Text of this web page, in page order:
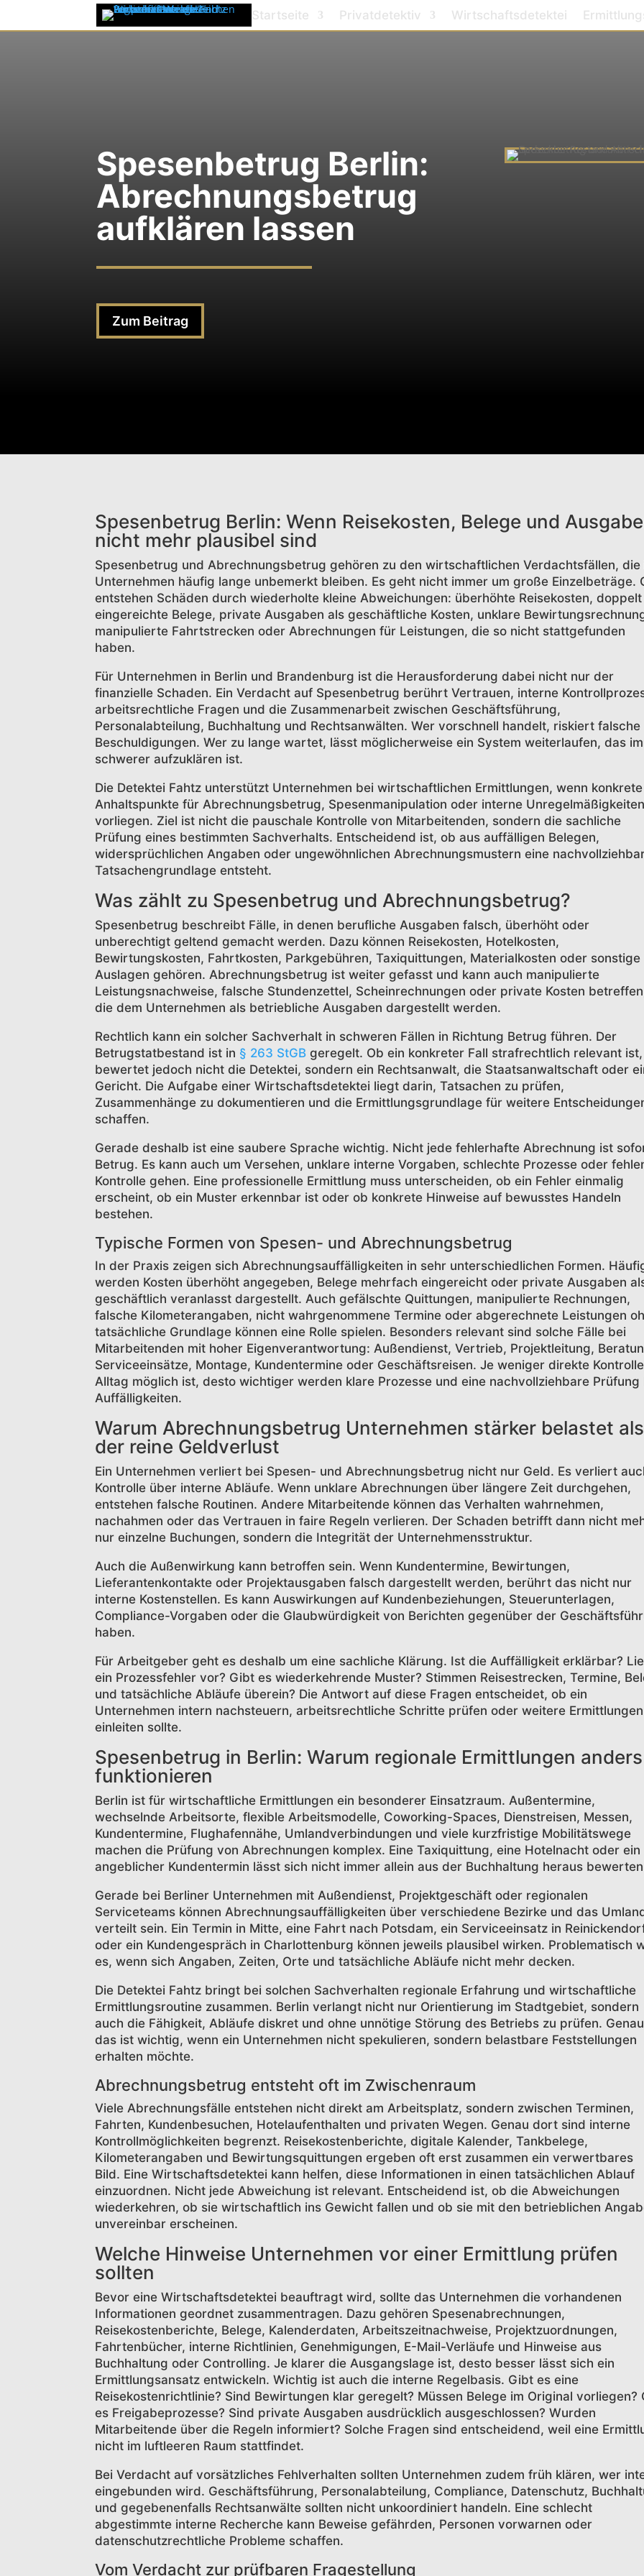
Startseite Privatdetektiv Wirtschaftsdetektei
Spesenbetrug Berlin:
Abrechnungsbetrug
aufklären lassen
Zum Beitrag
Spesenbetrug Berlin: Wenn Reisekosten, Belege und
nicht mehr plausibel sind
Spesenbetrug und Abrechnungsbetrug gehören zu den wirtschaftlichen Verdachtsfällen, die
Unternehmen häufig lange unbemerkt bleiben. Es geht nicht immer um große Einzelbeträge.
entstehen Schäden durch wiederholte kleine Abweichungen: überhöhte Reisekosten, doppelt
eingereichte Belege, private Ausgaben als geschäftliche Kosten, unklare
manipulierte Fahrtstrecken oder Abrechnungen für Leistungen, die so nicht stattgefunden
haben.
Für Unternehmen in Berlin und Brandenburg ist die Herausforderung dabei nicht nur der
finanzielle Schaden. Ein Verdacht auf Spesenbetrug berührt Vertrauen, interne
arbeitsrechtliche Fragen und die Zusammenarbeit zwischen Geschäftsführung,
Personalabteilung, Buchhaltung und Rechtsanwälten. Wer vorschnell handelt, riskiert falsche
Beschuldigungen. Wer zu lange wartet, lässt möglicherweise ein System weiterlaufen, das
schwerer aufzuklären ist.
Die Detektei Fahtz unterstützt Unternehmen bei wirtschaftlichen Ermittlungen, wenn konkrete
Anhaltspunkte für Abrechnungsbetrug, Spesenmanipulation oder interne Unregelmäßigkeiten
vorliegen. Ziel ist nicht die pauschale Kontrolle von Mitarbeitenden, sondern die sachliche
Prüfung eines bestimmten Sachverhalts. Entscheidend ist, ob aus auffälligen Belegen,
widersprüchlichen Angaben oder ungewöhnlichen Abrechnungsmustern eine
Tatsachengrundlage entsteht.
Was zählt zu Spesenbetrug und Abrechnungsbetrug?
Spesenbetrug beschreibt Fälle, in denen berufliche Ausgaben falsch, überhöht oder
unberechtigt geltend gemacht werden. Dazu können Reisekosten, Hotelkosten,
Bewirtungskosten, Fahrtkosten, Parkgebühren, Taxiquittungen, Materialkosten oder sonstige
Auslagen gehören. Abrechnungsbetrug ist weiter gefasst und kann auch manipulierte
Leistungsnachweise, falsche Stundenzettel, Scheinrechnungen oder private Kosten
die dem Unternehmen als betriebliche Ausgaben dargestellt werden.
Rechtlich kann ein solcher Sachverhalt in schweren Fällen in Richtung Betrug führen. Der
Betrugstatbestand ist in § 263 StGB geregelt. Ob ein konkreter Fall strafrechtlich relevant ist,
bewertet jedoch nicht die Detektei, sondern ein Rechtsanwalt, die Staatsanwaltschaft oder
Gericht. Die Aufgabe einer Wirtschaftsdetektei liegt darin, Tatsachen zu prüfen,
Zusammenhänge zu dokumentieren und die Ermittlungsgrundlage für weitere
schaffen.
Gerade deshalb ist eine saubere Sprache wichtig. Nicht jede fehlerhafte Abrechnung ist
Betrug. Es kann auch um Versehen, unklare interne Vorgaben, schlechte Prozesse oder
Kontrolle gehen. Eine professionelle Ermittlung muss unterscheiden, ob ein Fehler einmalig
erscheint, ob ein Muster erkennbar ist oder ob konkrete Hinweise auf bewusstes Handeln
bestehen.
Typische Formen von Spesen- und Abrechnungsbetrug
In der Praxis zeigen sich Abrechnungsauffälligkeiten in sehr unterschiedlichen Formen.
werden Kosten überhöht angegeben, Belege mehrfach eingereicht oder private Ausgaben
geschäftlich veranlasst dargestellt. Auch gefälschte Quittungen, manipulierte Rechnungen,
falsche Kilometerangaben, nicht wahrgenommene Termine oder abgerechnete Leistungen
tatsächliche Grundlage können eine Rolle spielen. Besonders relevant sind solche Fälle bei
Mitarbeitenden mit hoher Eigenverantwortung: Außendienst, Vertrieb, Projektleitung,
Serviceeinsätze, Montage, Kundentermine oder Geschäftsreisen. Je weniger direkte
Alltag möglich ist, desto wichtiger werden klare Prozesse und eine nachvollziehbare Prüfung
Auffälligkeiten.
Warum Abrechnungsbetrug Unternehmen stärker belastet als
der reine Geldverlust
Ein Unternehmen verliert bei Spesen- und Abrechnungsbetrug nicht nur Geld. Es verliert
Kontrolle über interne Abläufe. Wenn unklare Abrechnungen über längere Zeit durchgehen,
entstehen falsche Routinen. Andere Mitarbeitende können das Verhalten wahrnehmen,
nachahmen oder das Vertrauen in faire Regeln verlieren. Der Schaden betrifft dann nicht
nur einzelne Buchungen, sondern die Integrität der Unternehmensstruktur.
Auch die Außenwirkung kann betroffen sein. Wenn Kundentermine, Bewirtungen,
Lieferantenkontakte oder Projektausgaben falsch dargestellt werden, berührt das nicht nur
interne Kostenstellen. Es kann Auswirkungen auf Kundenbeziehungen, Steuerunterlagen,
Compliance-Vorgaben oder die Glaubwürdigkeit von Berichten gegenüber der
haben.
Für Arbeitgeber geht es deshalb um eine sachliche Klärung. Ist die Auffälligkeit erklärbar?
ein Prozessfehler vor? Gibt es wiederkehrende Muster? Stimmen Reisestrecken, Termine,
und tatsächliche Abläufe überein? Die Antwort auf diese Fragen entscheidet, ob ein
Unternehmen intern nachsteuern, arbeitsrechtliche Schritte prüfen oder weitere Ermittlungen
einleiten sollte.
Spesenbetrug in Berlin: Warum regionale Ermittlungen anders
funktionieren
Berlin ist für wirtschaftliche Ermittlungen ein besonderer Einsatzraum. Außentermine,
wechselnde Arbeitsorte, flexible Arbeitsmodelle, Coworking-Spaces, Dienstreisen, Messen,
Kundentermine, Flughafennähe, Umlandverbindungen und viele kurzfristige Mobilitätswege
machen die Prüfung von Abrechnungen komplex. Eine Taxiquittung, eine Hotelnacht oder ein
angeblicher Kundentermin lässt sich nicht immer allein aus der Buchhaltung heraus
Gerade bei Berliner Unternehmen mit Außendienst, Projektgeschäft oder regionalen
Serviceteams können Abrechnungsauffälligkeiten über verschiedene Bezirke und das
verteilt sein. Ein Termin in Mitte, eine Fahrt nach Potsdam, ein Serviceeinsatz in
oder ein Kundengespräch in Charlottenburg können jeweils plausibel wirken. Problematisch
es, wenn sich Angaben, Zeiten, Orte und tatsächliche Abläufe nicht mehr decken.
Die Detektei Fahtz bringt bei solchen Sachverhalten regionale Erfahrung und wirtschaftliche
Ermittlungsroutine zusammen. Berlin verlangt nicht nur Orientierung im Stadtgebiet, sondern
auch die Fähigkeit, Abläufe diskret und ohne unnötige Störung des Betriebs zu prüfen. Genau
das ist wichtig, wenn ein Unternehmen nicht spekulieren, sondern belastbare Feststellungen
erhalten möchte.
Abrechnungsbetrug entsteht oft im Zwischenraum
Viele Abrechnungsfälle entstehen nicht direkt am Arbeitsplatz, sondern zwischen Terminen,
Fahrten, Kundenbesuchen, Hotelaufenthalten und privaten Wegen. Genau dort sind interne
Kontrollmöglichkeiten begrenzt. Reisekostenberichte, digitale Kalender, Tankbelege,
Kilometerangaben und Bewirtungsquittungen ergeben oft erst zusammen ein verwertbares
Bild. Eine Wirtschaftsdetektei kann helfen, diese Informationen in einen tatsächlichen Ablauf
einzuordnen. Nicht jede Abweichung ist relevant. Entscheidend ist, ob die Abweichungen
wiederkehren, ob sie wirtschaftlich ins Gewicht fallen und ob sie mit den betrieblichen
unvereinbar erscheinen.
Welche Hinweise Unternehmen vor einer Ermittlung prüfen
sollten
Bevor eine Wirtschaftsdetektei beauftragt wird, sollte das Unternehmen die vorhandenen
Informationen geordnet zusammentragen. Dazu gehören Spesenabrechnungen,
Reisekostenberichte, Belege, Kalenderdaten, Arbeitszeitnachweise, Projektzuordnungen,
Fahrtenbücher, interne Richtlinien, Genehmigungen, E-Mail-Verläufe und Hinweise aus
Buchhaltung oder Controlling. Je klarer die Ausgangslage ist, desto besser lässt sich ein
Ermittlungsansatz entwickeln. Wichtig ist auch die interne Regelbasis. Gibt es eine
Reisekostenrichtlinie? Sind Bewirtungen klar geregelt? Müssen Belege im Original vorliegen?
es Freigabeprozesse? Sind private Ausgaben ausdrücklich ausgeschlossen? Wurden
Mitarbeitende über die Regeln informiert? Solche Fragen sind entscheidend, weil eine
nicht im luftleeren Raum stattfindet.
Bei Verdacht auf vorsätzliches Fehlverhalten sollten Unternehmen zudem früh klären, wer
eingebunden wird. Geschäftsführung, Personalabteilung, Compliance, Datenschutz,
und gegebenenfalls Rechtsanwälte sollten nicht unkoordiniert handeln. Eine schlecht
abgestimmte interne Recherche kann Beweise gefährden, Personen vorwarnen oder
datenschutzrechtliche Probleme schaffen.
Vom Verdacht zur prüfbaren Fragestellung